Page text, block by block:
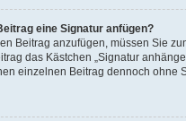
eine Signatur anfügen?
Beitrag anzufügen, müssen Sie
das Kästchen „Signatur
einzelnen Beitrag dennoch ohne